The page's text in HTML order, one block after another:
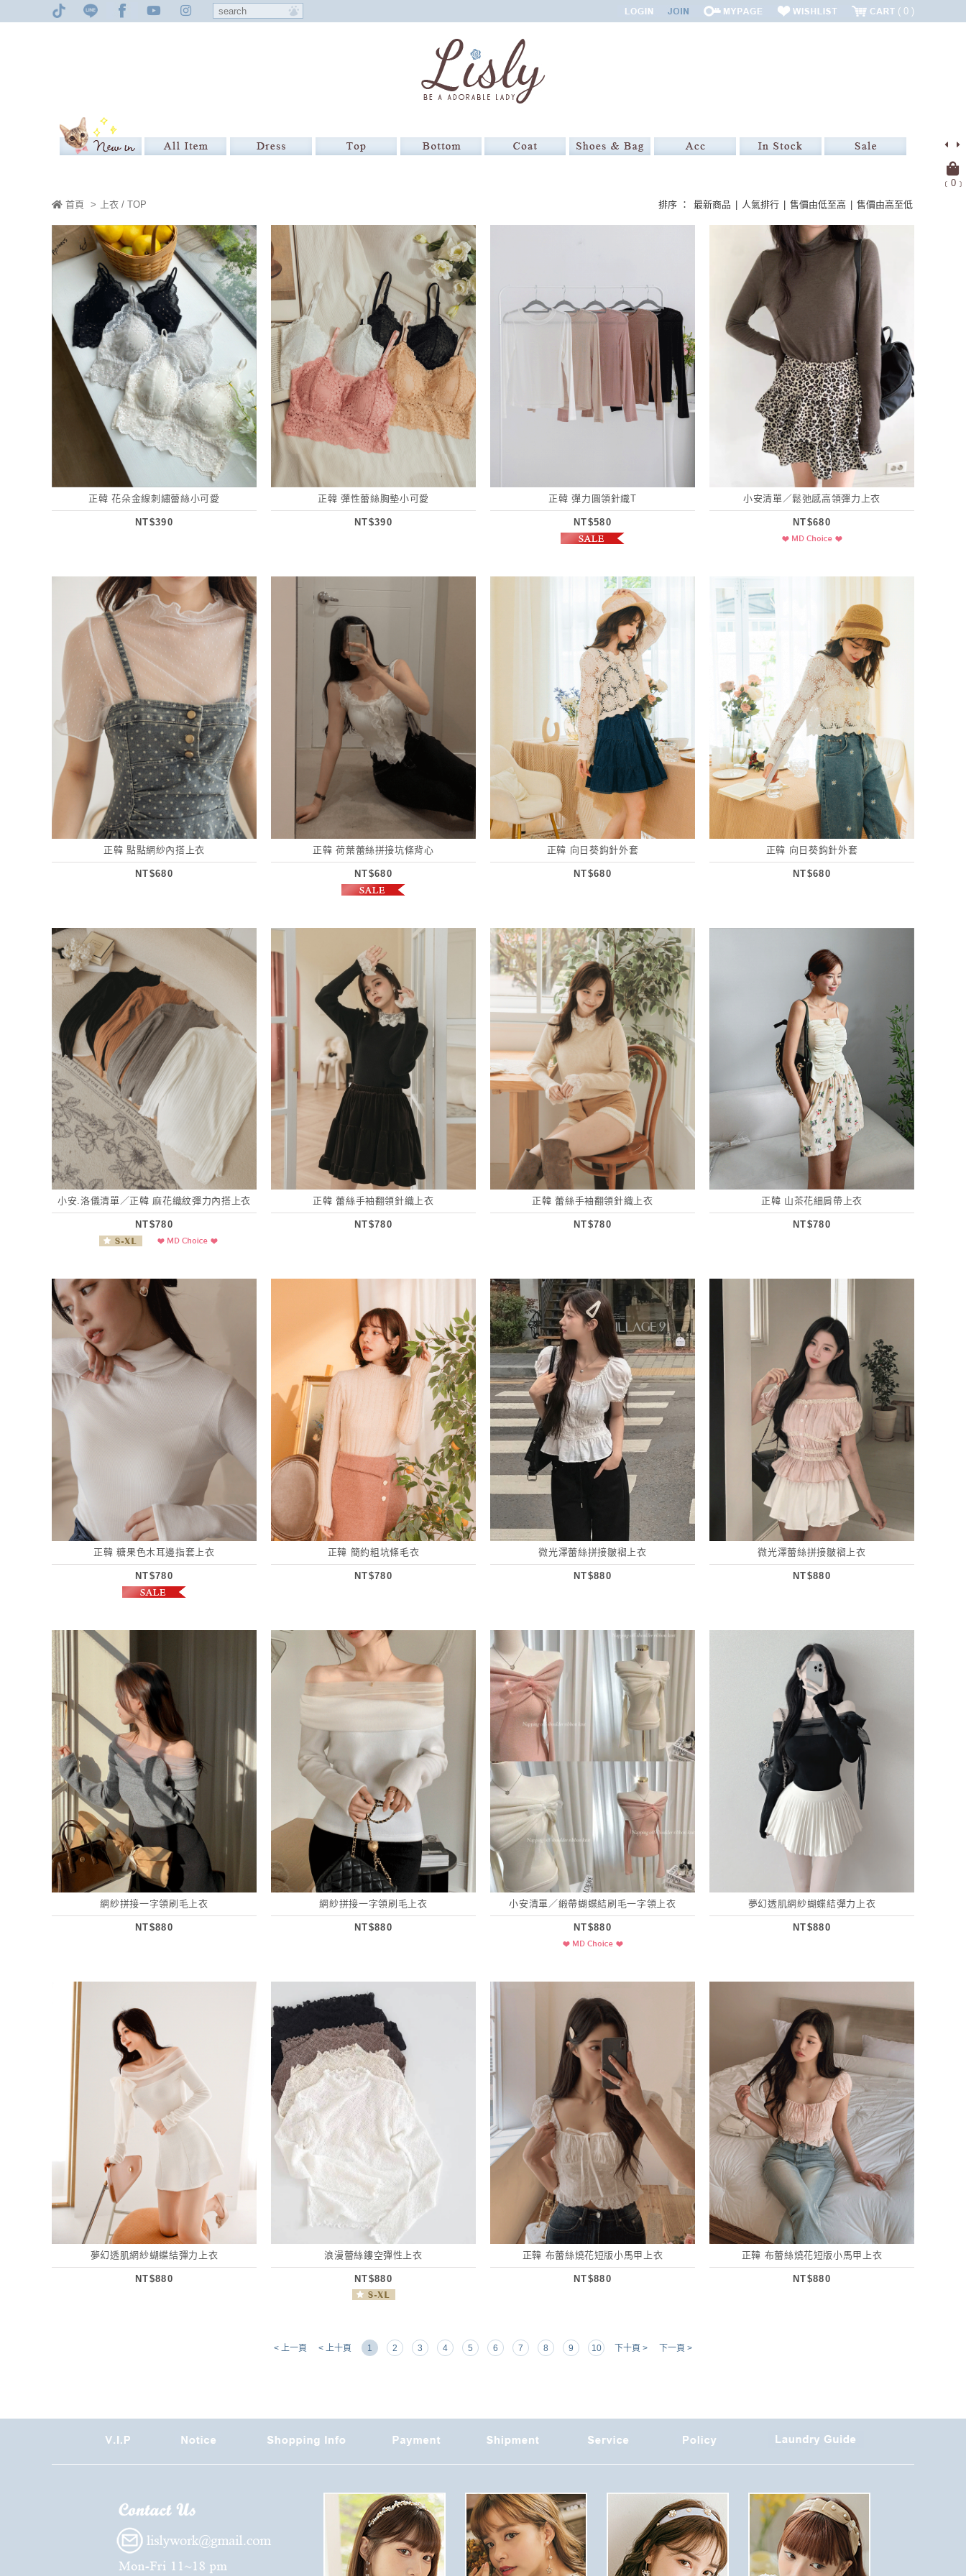
0
﹝ 0﹞
首頁
> 上衣 / TOP 排序 ： 最新商品 人氣排行 售價由低至高 售價由高至低
正韓 花朵金線刺繡蕾絲小可愛
NT$390
正韓 彈性蕾絲胸墊小可愛
NT$390
正韓 彈力圓領針織T
NT$580
小安清單／鬆弛感高領彈力上衣
NT$680
正韓 點點網紗內搭上衣
NT$680
正韓 荷葉蕾絲拼接坑條背心
NT$680
正韓 向日葵鈎針外套
NT$680
正韓 向日葵鈎針外套
NT$680
小安.洛儀清單／正韓 麻花織紋彈力內搭上衣
NT$780
正韓 蕾絲手袖翻領針織上衣
NT$780
正韓 蕾絲手袖翻領針織上衣
NT$780
正韓 山茶花細肩帶上衣
NT$780
正韓 糖果色木耳邊指套上衣
NT$780
正韓 簡約粗坑條毛衣
NT$780
微光澤蕾絲拼接皺褶上衣
NT$880
微光澤蕾絲拼接皺褶上衣
NT$880
網紗拼接一字領刷毛上衣
NT$880
網紗拼接一字領刷毛上衣
NT$880
小安清單／緞帶蝴蝶結刷毛一字領上衣
NT$880
夢幻透肌網紗蝴蝶結彈力上衣
NT$880
夢幻透肌網紗蝴蝶結彈力上衣
NT$880
浪漫蕾絲鏤空彈性上衣
NT$880
正韓 布蕾絲燒花短版小馬甲上衣
NT$880
正韓 布蕾絲燒花短版小馬甲上衣
NT$880
< 上一頁 < 上十頁 1 2 3 4 5 6 7 8 9 10 下十頁 > 下一頁 >